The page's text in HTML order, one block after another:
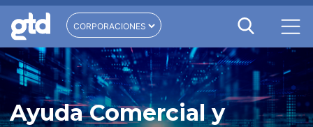
Ayuda Comercial y